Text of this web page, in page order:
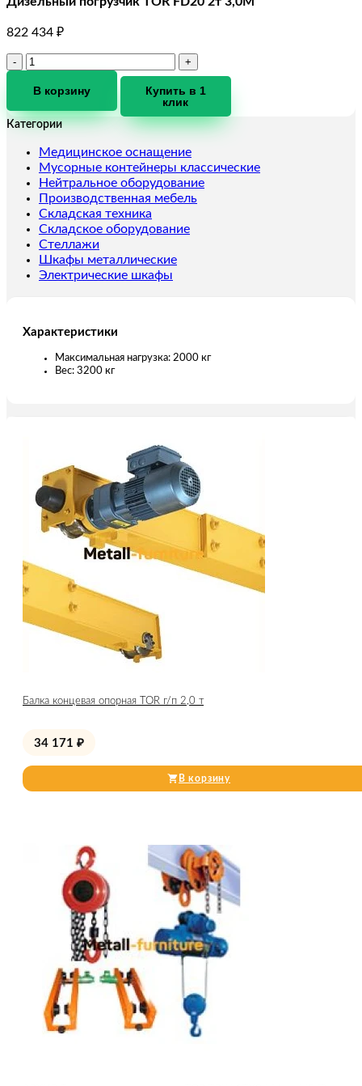
822 434 ₽
Количество
Дизельный
TOR
2т
3,0M
В корзину
Купить в 1
клик
Категории
Медицинское оснащение
Мусорные контейнеры классические
Нейтральное оборудование
Производственная мебель
Складская техника
Складское оборудование
Стеллажи
Шкафы металлические
Электрические шкафы
Характеристики
Максимальная нагрузка: 2000 кг
Вес: 3200 кг
Балка концевая опорная TOR г/п 2,0 т
34 171 ₽
В корзину